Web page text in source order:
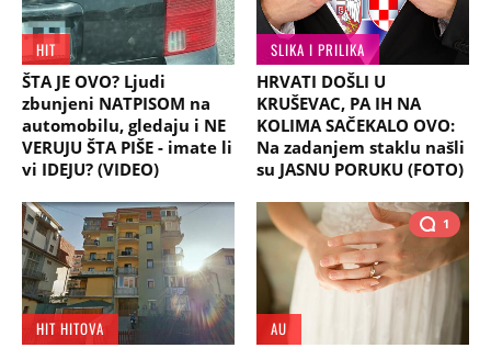
HIT
ŠTA JE OVO? Ljudi
zbunjeni NATPISOM na
automobilu, gledaju i NE
VERUJU ŠTA PIŠE - imate li
vi IDEJU? (VIDEO)
SLIKA I PRILIKA
HRVATI DOŠLI U
KRUŠEVAC, PA IH NA
KOLIMA SAČEKALO OVO:
Na zadanjem staklu našli
su JASNU PORUKU (FOTO)
HIT HITOVA
1
AU